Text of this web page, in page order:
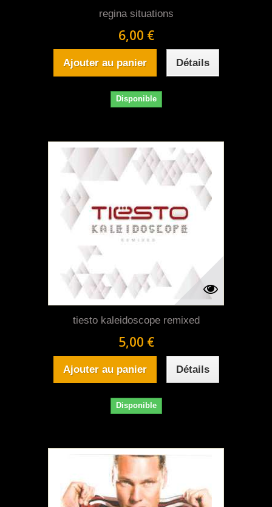
regina situations
6,00 €
Ajouter au panier Détails
Disponible
tiesto kaleidoscope remixed
5,00 €
Ajouter au panier Détails
Disponible